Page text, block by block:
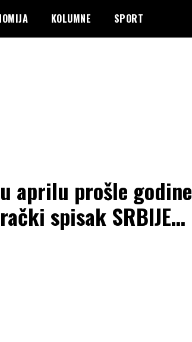
KOLUMNE SPORT
aprilu prošle godine
spisak SRBIJE…